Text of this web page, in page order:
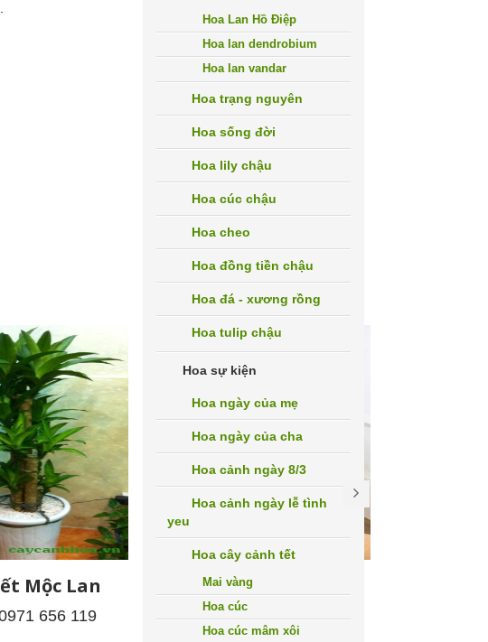
Mộc Lan
656 119 Liên hệ: 0971 656 119
Hoa Lan Hồ Điệp
Hoa lan dendrobium
Hoa lan vandar
Hoa trạng nguyên
Hoa sống đời
Hoa lily chậu
Hoa cúc chậu
Hoa cheo
Hoa đồng tiền chậu
Hoa đá - xương rồng
Hoa tulip chậu
Hoa sự kiện
Hoa ngày của mẹ
Hoa ngày của cha
Hoa cảnh ngày 8/3
Hoa cảnh ngày lễ tình
yeu
Hoa cây cảnh tết
Mai vàng
Hoa cúc
Hoa cúc mâm xôi